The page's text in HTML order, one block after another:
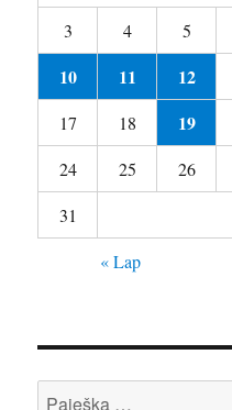
3
4 5
10 11 12
17
18 19
24
25 26
31
« Lap
Ieškoti: